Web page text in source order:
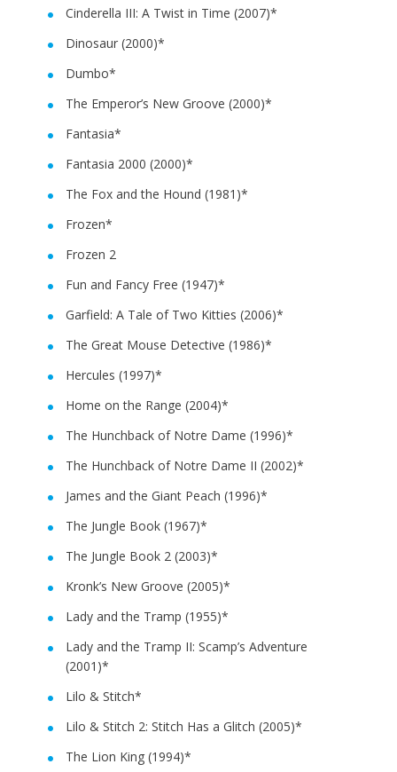
Cinderella III: A Twist in Time (2007)*
Dinosaur (2000)*
Dumbo*
The Emperor’s New Groove (2000)*
Fantasia*
Fantasia 2000 (2000)*
The Fox and the Hound (1981)*
Frozen*
Frozen 2
Fun and Fancy Free (1947)*
Garfield: A Tale of Two Kitties (2006)*
The Great Mouse Detective (1986)*
Hercules (1997)*
Home on the Range (2004)*
The Hunchback of Notre Dame (1996)*
The Hunchback of Notre Dame II (2002)*
James and the Giant Peach (1996)*
The Jungle Book (1967)*
The Jungle Book 2 (2003)*
Kronk’s New Groove (2005)*
Lady and the Tramp (1955)*
Lady and the Tramp II: Scamp’s Adventure
(2001)*
Lilo & Stitch*
Lilo & Stitch 2: Stitch Has a Glitch (2005)*
The Lion King (1994)*